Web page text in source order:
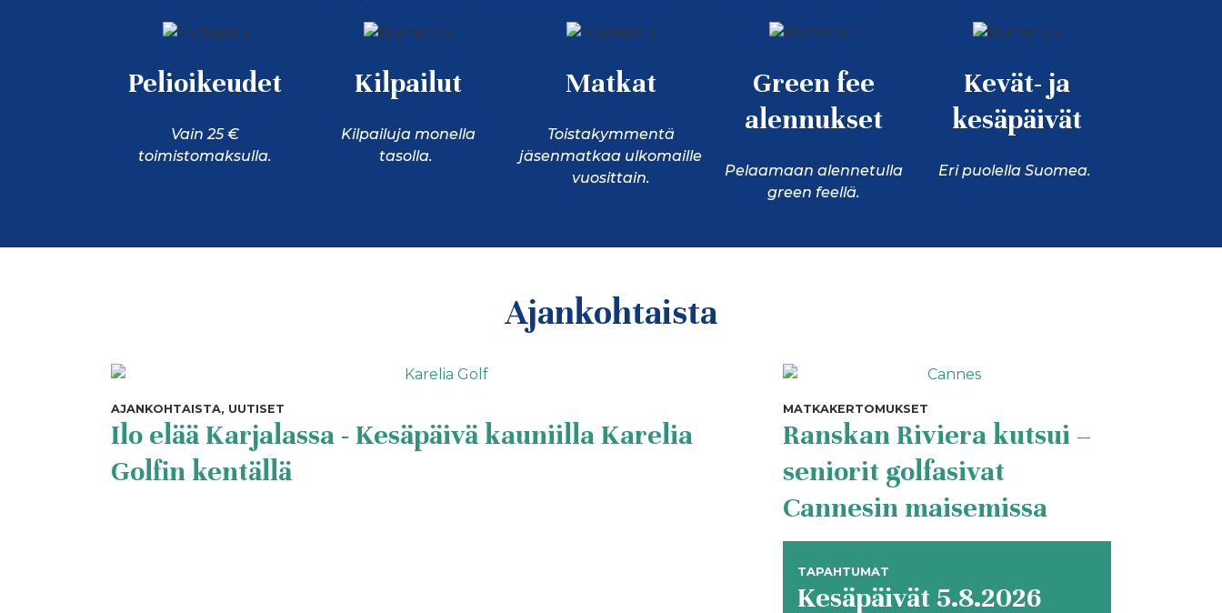
Pelioikeudet
Vain 25 €
toimistomaksulla.
Kilpailut
Kilpailuja monella
tasolla.
Matkat
Toistakymmentä
jäsenmatkaa ulkomaille
vuosittain.
Green fee
alennukset
Pelaamaan alennetulla
green feellä.
Kevät- ja
kesäpäivät
Eri puolella Suomea.
Ajankohtaista
AJANKOHTAISTA, UUTISET
Ilo elää Karjalassa - Kesäpäivä kauniilla Karelia
Golfin kentällä
MATKAKERTOMUKSET
Ranskan Riviera kutsui –
seniorit golfasivat
Cannesin maisemissa
TAPAHTUMAT
Kesäpäivät 5.8.2026